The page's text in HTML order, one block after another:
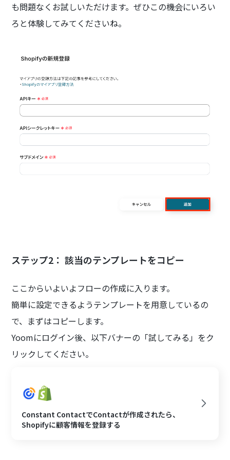
も問題なくお試しいただけます。ぜひこの機会にいろい
ろと体験してみてくださいね。
ステップ2： 該当のテンプレートをコピー
ここからいよいよフローの作成に入ります。
簡単に設定できるようテンプレートを用意しているの
で、まずはコピーします。
Yoomにログイン後、以下バナーの「試してみる」をク
リックしてください。
Constant ContactでContactが作成されたら、
Shopifyに顧客情報を登録する